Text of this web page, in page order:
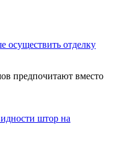
осуществить отделку
предпочитают вместо
штор на